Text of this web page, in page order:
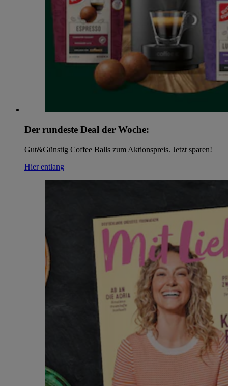
Der rundeste Deal der Woche:
Gut&Günstig Coffee Balls zum Aktionspreis. Jetzt sparen!
Hier entlang